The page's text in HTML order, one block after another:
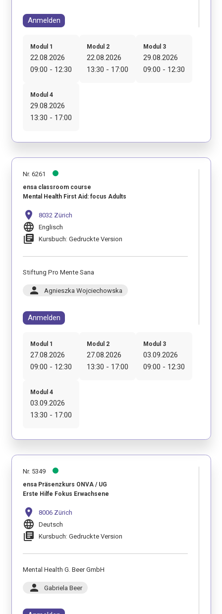
Anmelden
Modul 1
22.08.2026
09:00 - 12:30
Modul 2
22.08.2026
13:30 - 17:00
Modul 3
29.08.2026
09:00 - 12:30
Modul 4
29.08.2026
13:30 - 17:00
Nr. 6261
ensa classroom course
Mental Health First Aid: focus Adults
location_on 8032 Zürich
language Englisch
library_books Kursbuch: Gedruckte Version
Stiftung Pro Mente Sana
person Agnieszka Wojciechowska
Anmelden
Modul 1
27.08.2026
09:00 - 12:30
Modul 2
27.08.2026
13:30 - 17:00
Modul 3
03.09.2026
09:00 - 12:30
Modul 4
03.09.2026
13:30 - 17:00
Nr. 5349
ensa Präsenzkurs ONVA / UG
Erste Hilfe Fokus Erwachsene
location_on 8006 Zürich
language Deutsch
library_books Kursbuch: Gedruckte Version
Mental Health G. Beer GmbH
person Gabriela Beer